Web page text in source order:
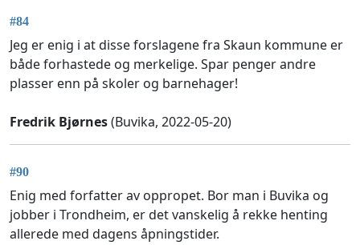
#84
Jeg er enig i at disse forslagene fra Skaun kommune er
både forhastede og merkelige. Spar penger andre
plasser enn på skoler og barnehager!
Fredrik Bjørnes(Buvika, 2022-05-20)
#90
Enig med forfatter av oppropet. Bor man i Buvika og
jobber i Trondheim, er det vanskelig å rekke henting
allerede med dagens åpningstider.